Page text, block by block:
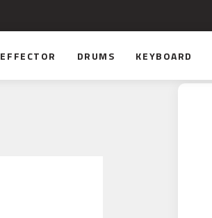
EFFECTOR DRUMS KEYBOARD